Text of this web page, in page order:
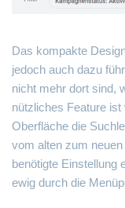
Das kompakte
jedoch auch dazu
nicht mehr dort sind,
nützliches Feature
Oberfläche die
vom alten zum
benötigte Einstellung
ewig durch die